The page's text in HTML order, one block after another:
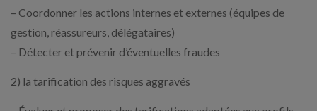
– Coordonner les actions internes et externes (équipes de
gestion, réassureurs, délégataires)
– Détecter et prévenir d’éventuelles fraudes
2) la tarification des risques aggravés